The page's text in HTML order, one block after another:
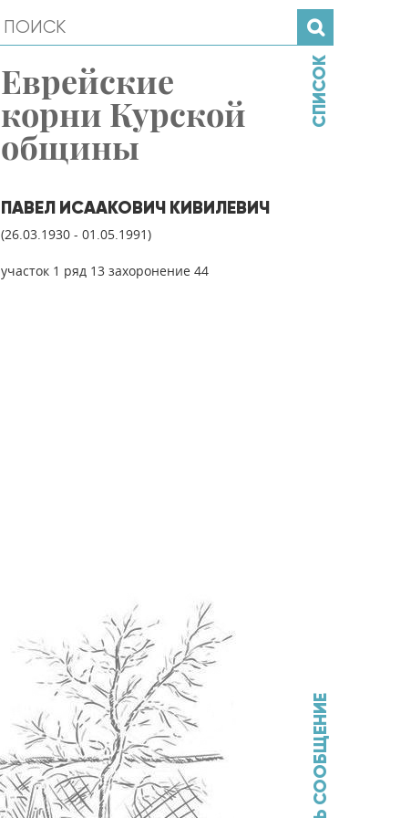
Еврейские
корни Курской
общины
ПАВЕЛ ИСААКОВИЧ КИВИЛЕВИЧ
(26.03.1930 - 01.05.1991)
участок 1 ряд 13 захоронение 44
СПИСОК